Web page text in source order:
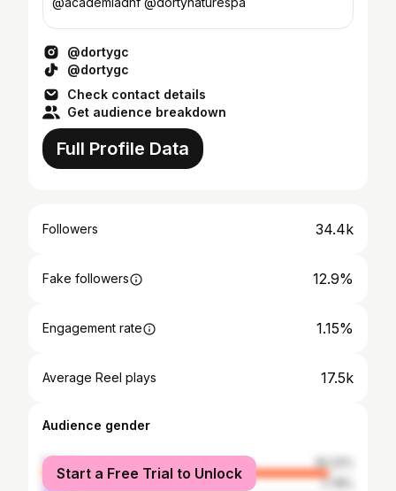
@dortygc
@dortygc
Check contact details
Get audience breakdown
Full Profile Data
Followers 34.4k
Fake followers 12.9%
Engagement rate 1.15%
Average Reel plays 17.5k
Audience gender
female
92.22%
male
7.78%
Start a Free Trial to Unlock